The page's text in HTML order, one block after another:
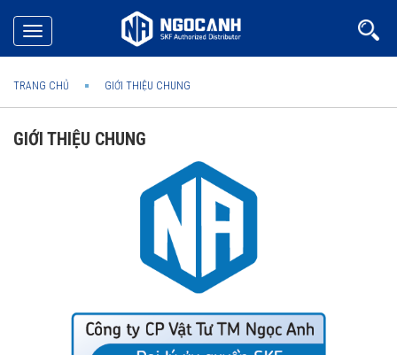
Toggle
navigation
TRANG CHỦ GIỚI THIỆU CHUNG
GIỚI THIỆU CHUNG